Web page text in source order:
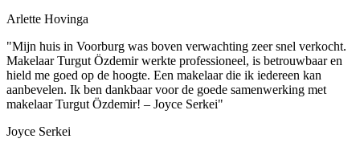
Arlette Hovinga
"Mijn huis in Voorburg was boven verwachting zeer snel verkocht.
Makelaar Turgut Özdemir werkte professioneel, is betrouwbaar en
hield me goed op de hoogte. Een makelaar die ik iedereen kan
aanbevelen. Ik ben dankbaar voor de goede samenwerking met
makelaar Turgut Özdemir! – Joyce Serkei"
Joyce Serkei